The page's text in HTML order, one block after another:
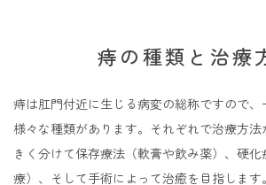
痔の種類と治療
痔は肛門付近に生じる病変の総称ですので、
様々な種類があります。それぞれで治療方
きく分けて保存療法（軟膏や飲み薬）、硬
療）、そして手術によって治癒を目指しま